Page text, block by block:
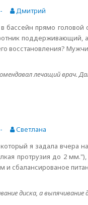
-
Дмитрий
бассейн прямо
восстановления?
лечащий врач.
-
Светлана
я задала вчера
протрузия до 2
сбалансированое
диска, а